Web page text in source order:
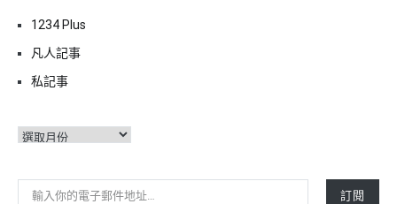
1234 Plus
凡人記事
私記事
彙
輸入你的電子郵件地址…
訂閱